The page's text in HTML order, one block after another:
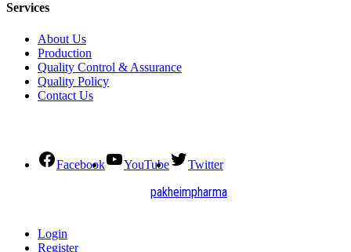
Services
About Us
Production
Quality Control & Assurance
Quality Policy
Contact Us
Facebook YouTube Twitter
pakheimpharma
Login
Register